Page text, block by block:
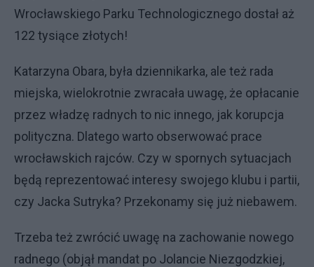
Wrocławskiego Parku Technologicznego dostał aż
122 tysiące złotych!
Katarzyna Obara, była dziennikarka, ale też rada
miejska, wielokrotnie zwracała uwagę, że opłacanie
przez władzę radnych to nic innego, jak korupcja
polityczna. Dlatego warto obserwować prace
wrocławskich rajców. Czy w spornych sytuacjach
będą reprezentować interesy swojego klubu i partii,
czy Jacka Sutryka? Przekonamy się już niebawem.
Trzeba też zwrócić uwagę na zachowanie nowego
radnego (objął mandat po Jolancie Niezgodzkiej,